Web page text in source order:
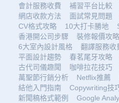
會計服務收費
補習平台比較
網店收款方法
面試常見問題
CV格式攻略
10大打卡勝地
香港開公司步驟
裝修報價攻略
6大室內設計風格
翻譯服務收
平面設計趨勢
春茗尾牙攻略
古代司儀趣聞
咖啡拉花技巧
萬聖節行銷分析
Netflix推薦
結他入門指南
Copywriting技
新聞稿格式範例
Google